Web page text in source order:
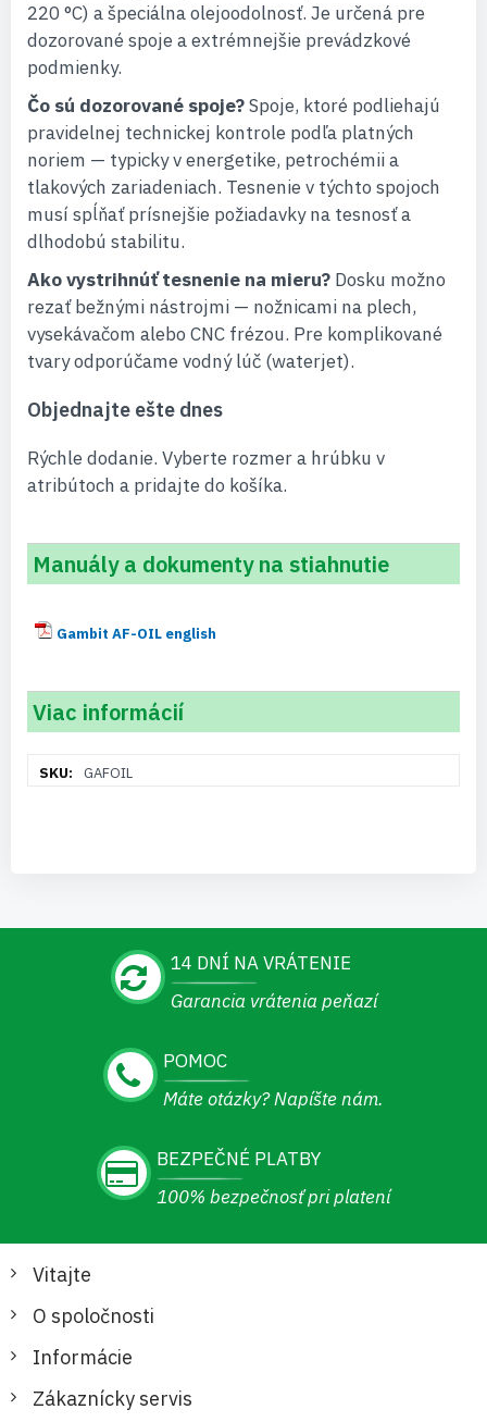
220 °C) a špeciálna olejoodolnosť. Je určená pre
dozorované spoje a extrémnejšie prevádzkové
podmienky.
Čo sú dozorované spoje?Spoje, ktoré podliehajú
pravidelnej technickej kontrole podľa platných
noriem — typicky v energetike, petrochémii a
tlakových zariadeniach. Tesnenie v týchto spojoch
musí spĺňať prísnejšie požiadavky na tesnosť a
dlhodobú stabilitu.
Ako vystrihnúť tesnenie na mieru? Dosku možno
rezať bežnými nástrojmi — nožnicami na plech,
vysekávačom alebo CNC frézou. Pre komplikované
tvary odporúčame vodný lúč (waterjet).
Objednajte ešte dnes
Rýchle dodanie. Vyberte rozmer a hrúbku v
atribútoch a pridajte do košíka.
Manuály a dokumenty na stiahnutie
Gambit AF-OIL english
Viac informácií
informáciíGAFOIL
14 DNÍ NA VRÁTENIE
Garancia vrátenia peňazí
POMOC
Máte otázky? Napíšte nám.
BEZPEČNÉ PLATBY
100% bezpečnosť pri platení
Vitajte
O spoločnosti
Informácie
Zákaznícky servis